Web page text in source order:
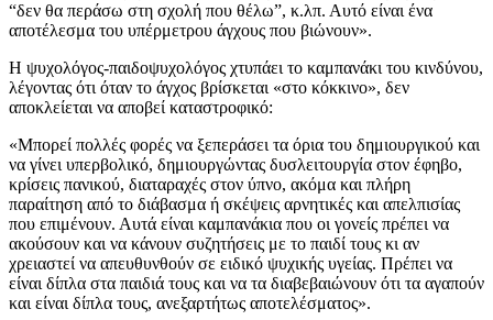
“δεν θα περάσω στη σχολή που θέλω”, κ.λπ. Αυτό είναι ένα
αποτέλεσμα του υπέρμετρου άγχους που βιώνουν».
Η ψυχολόγος-παιδοψυχολόγος χτυπάει το καμπανάκι του κινδύνου,
λέγοντας ότι όταν το άγχος βρίσκεται «στο κόκκινο», δεν
αποκλείεται να αποβεί καταστροφικό:
«Μπορεί πολλές φορές να ξεπεράσει τα όρια του δημιουργικού και
να γίνει υπερβολικό, δημιουργώντας δυσλειτουργία στον έφηβο,
κρίσεις πανικού, διαταραχές στον ύπνο, ακόμα και πλήρη
παραίτηση από το διάβασμα ή σκέψεις αρνητικές και απελπισίας
που επιμένουν. Αυτά είναι καμπανάκια που οι γονείς πρέπει να
ακούσουν και να κάνουν συζητήσεις με το παιδί τους κι αν
χρειαστεί να απευθυνθούν σε ειδικό ψυχικής υγείας. Πρέπει να
είναι δίπλα στα παιδιά τους και να τα διαβεβαιώνουν ότι τα αγαπούν
και είναι δίπλα τους, ανεξαρτήτως αποτελέσματος».